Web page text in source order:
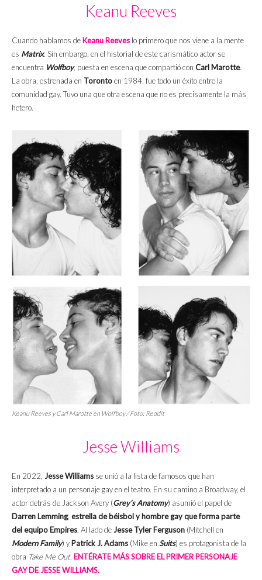
Keanu Reeves
Cuando hablamos de Keanu Reeves lo primero que nos viene a la mente
es Matrix. Sin embargo, en el historial de este carismático actor se
encuentra Wolfboy, puesta en escena que compartió con Carl Marotte.
La obra, estrenada en Torontoen 1984, fue todo un éxito entre la
comunidad gay. Tuvo una que otra escena que no es precisamente la más
hetero.
Keanu Reeves y Carl Marotte en Wolfboy/ Foto: Reddit
Jesse Williams
En 2022, Jesse Williams se unió a la lista de famosos que han
interpretado a un personaje gay en el teatro. En su camino a Broadway, el
actor detrás de Jackson Avery (Grey’s Anatomy) asumió el papel de
Darren Lemming, estrella de béisbol y hombre gay que forma parte
del equipo Empires. Al lado deJesse Tyler Ferguson (Mitchell en
Modern Family) y Patrick J. Adams (Mike en Suits) es protagonista de la
obra Take Me Out. ENTÉRATE MÁS SOBRE EL PRIMER PERSONAJE
GAY DE JESSE WILLIAMS.